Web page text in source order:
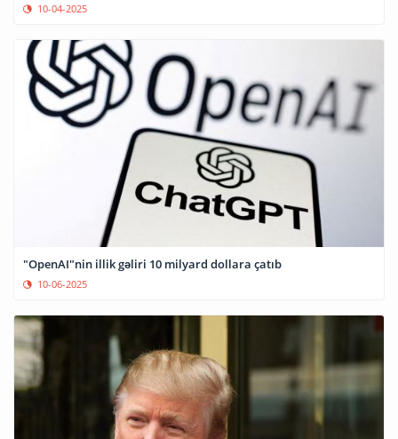
10-04-2025
"OpenAI"nin illik gəliri 10 milyard dollara çatıb
10-06-2025